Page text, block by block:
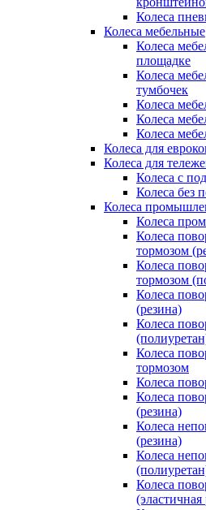
Колеса
Колеса мебельные
Колеса
площадке
Колеса
тумбочек
Колеса
Колеса
Колеса
Колеса для
Колеса для
Колеса с
Колеса без
Колеса
Колеса
Колеса
тормозом
Колеса
тормозом
Колеса
(резина)
Колеса
Колеса
тормозом
Колеса
Колеса
(резина)
Колеса
(резина)
Колеса
Колеса
(эластичная